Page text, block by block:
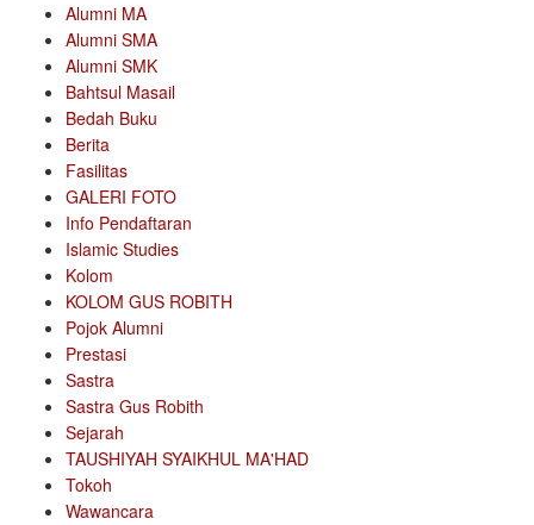
Alumni MA
Alumni SMA
Alumni SMK
Bahtsul Masail
Bedah Buku
Berita
Fasilitas
GALERI FOTO
Info Pendaftaran
Islamic Studies
Kolom
KOLOM GUS ROBITH
Pojok Alumni
Prestasi
Sastra
Sastra Gus Robith
Sejarah
TAUSHIYAH SYAIKHUL MA'HAD
Tokoh
Wawancara